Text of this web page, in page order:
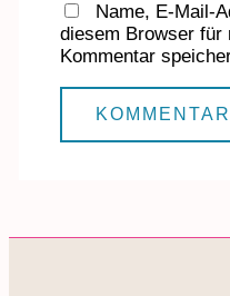
Name, E-Mail-
diesem Browser für
Kommentar